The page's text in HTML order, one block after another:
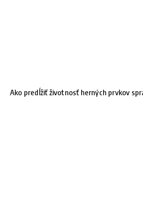
Ako predĺžiť životnosť herných prvkov